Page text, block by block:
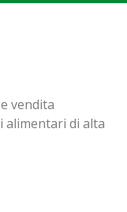
vendita
alimentari di alta